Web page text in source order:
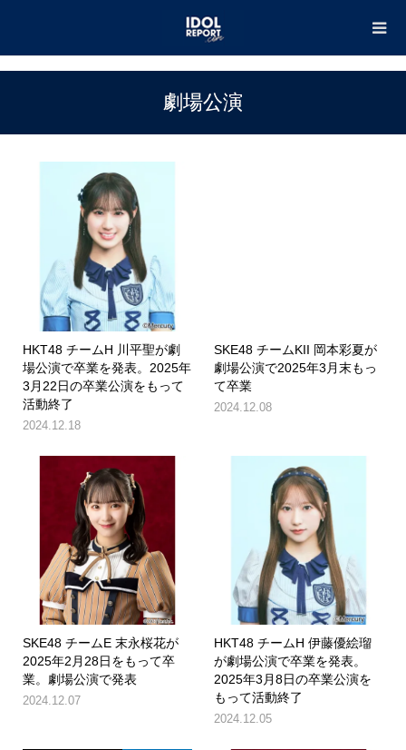
劇場公演
HKT48 チームH 川平聖が劇
場公演で卒業を発表。2025年
3月22日の卒業公演をもって
活動終了
2024.12.18
SKE48 チームKII 岡本彩夏が
劇場公演で2025年3月末もっ
て卒業
2024.12.08
SKE48 チームE 末永桜花が
2025年2月28日をもって卒
業。劇場公演で発表
2024.12.07
HKT48 チームH 伊藤優絵瑠
が劇場公演で卒業を発表。
2025年3月8日の卒業公演を
もって活動終了
2024.12.05